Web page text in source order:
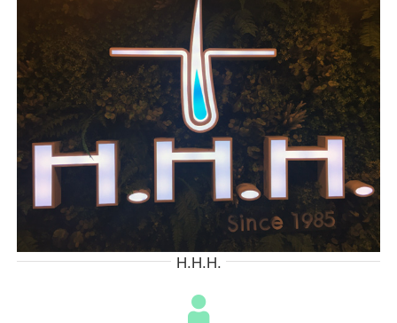
H.H.H.